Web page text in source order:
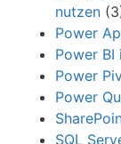
nutzen
Power
Power BI
Power
Power
SQL